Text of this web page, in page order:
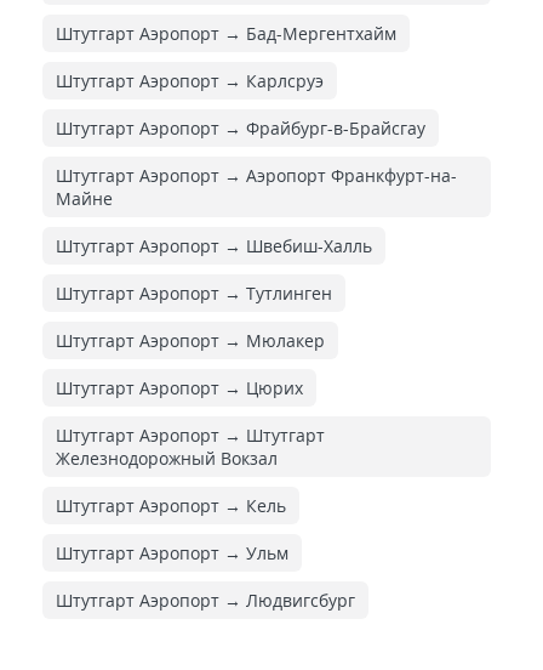
Штутгарт Аэропорт → Бад-Мергентхайм
Штутгарт Аэропорт → Карлсруэ
Штутгарт Аэропорт → Фрайбург-в-Брайсгау
Штутгарт Аэропорт → Аэропорт Франкфурт-на-
Майне
Штутгарт Аэропорт → Швебиш-Халль
Штутгарт Аэропорт → Тутлинген
Штутгарт Аэропорт → Мюлакер
Штутгарт Аэропорт → Цюрих
Штутгарт Аэропорт → Штутгарт
Железнодорожный Вокзал
Штутгарт Аэропорт → Кель
Штутгарт Аэропорт → Ульм
Штутгарт Аэропорт → Людвигсбург